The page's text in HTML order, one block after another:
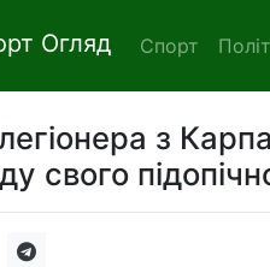
Огляд Спорт
з
свого